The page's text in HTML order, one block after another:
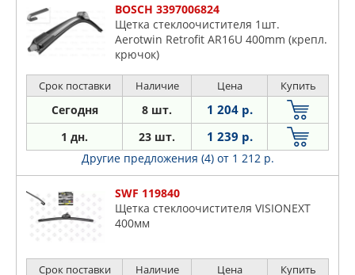
BOSCH 3397006824
Щетка стеклоочистителя 1шт.
Aerotwin Retrofit AR16U 400mm (крепл.
крючок)
Срок поставки Наличие Цена Купить
Сегодня 8 шт. 1 204 р.
1 дн. 23 шт. 1 239 р.
Другие предложения (4) от 1 212 р.
SWF 119840
Щетка стеклоочистителя VISIONEXT
400мм
Срок поставки Наличие Цена Купить